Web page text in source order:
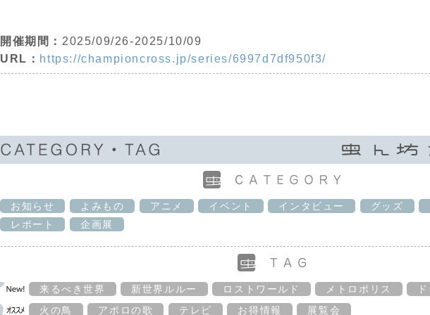
開催期間： 2025/09/26-2025/10/09
URL： https://championcross.jp/series/6997d7df950f3/
お知らせ よみもの アニメ イベント インタビュー グッズ
レポート
企画展
来るべき世界 新世界ルルー ロストワールド メトロポリス
火の鳥
アポロの歌 テレビ お得情報 展覧会